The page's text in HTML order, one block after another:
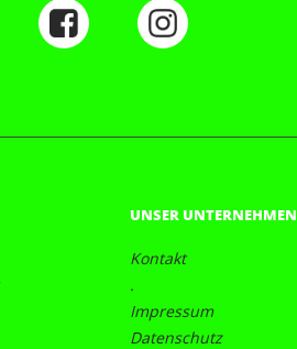
UNSER UNTERNEHMEN
Kontakt
.
Impressum
Datenschutz